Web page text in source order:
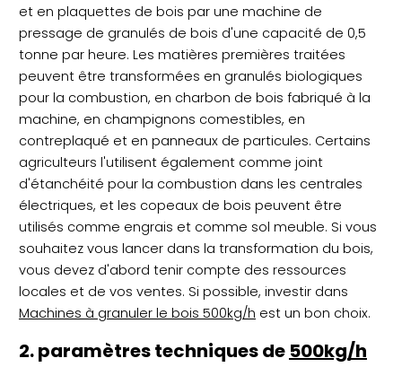
et en plaquettes de bois par une machine de
pressage de granulés de bois d'une capacité de 0,5
tonne par heure. Les matières premières traitées
peuvent être transformées en granulés biologiques
pour la combustion, en charbon de bois fabriqué à la
machine, en champignons comestibles, en
contreplaqué et en panneaux de particules. Certains
agriculteurs l'utilisent également comme joint
d'étanchéité pour la combustion dans les centrales
électriques, et les copeaux de bois peuvent être
utilisés comme engrais et comme sol meuble. Si vous
souhaitez vous lancer dans la transformation du bois,
vous devez d'abord tenir compte des ressources
locales et de vos ventes. Si possible, investir dans
Machines à granuler le bois 500kg/h est un bon choix.
2. paramètres techniques de 500kg/h